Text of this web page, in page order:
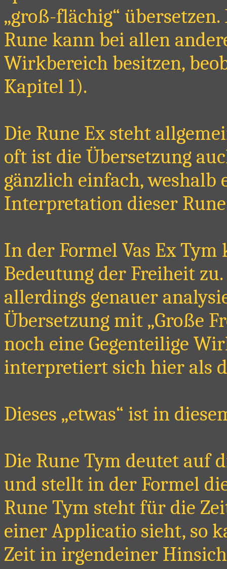
„groß-flächig“
Rune kann bei allen
Wirkbereich besitzen,
Kapitel 1).
Die Rune Ex steht
oft ist die Übersetzung
gänzlich einfach, weshalb
Interpretation dieser
In der Formel Vas Ex
Bedeutung der Freiheit
allerdings genauer
Übersetzung mit „Große
noch eine Gegenteilige
interpretiert sich hier als
Dieses „etwas“ ist in
Die Rune Tym deutet auf
und stellt in der Formel
Rune Tym steht für die
einer Applicatio sieht, so
Zeit in irgendeiner